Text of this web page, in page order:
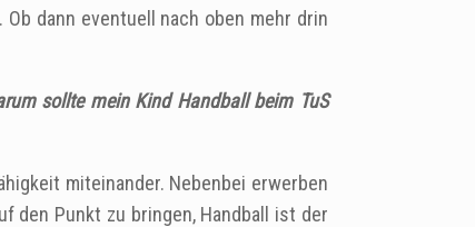
dann eventuell nach oben mehr drin
sollte mein Kind Handball beim TuS
miteinander. Nebenbei erwerben
den Punkt zu bringen, Handball ist der